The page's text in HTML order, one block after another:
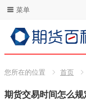
菜单
您所在的位置 首页
期货交易时间怎么